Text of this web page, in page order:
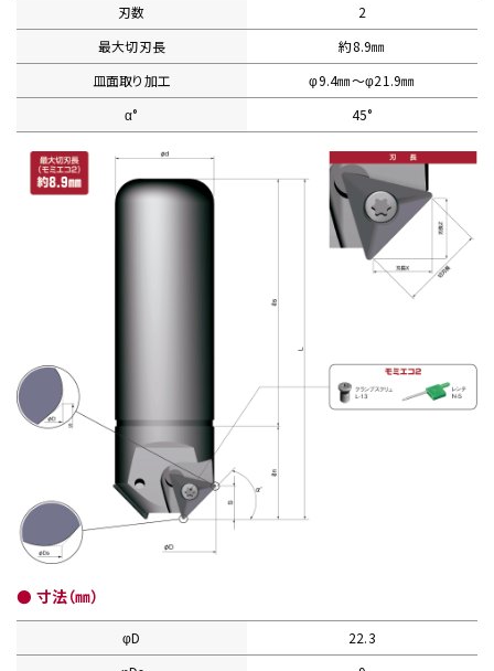
生産終了品
刃数
2
最大切刃長
約8.9㎜
皿面取り加工
φ9.4㎜〜φ21.9㎜
α°
45°
● 寸法（㎜）
φD
22.3